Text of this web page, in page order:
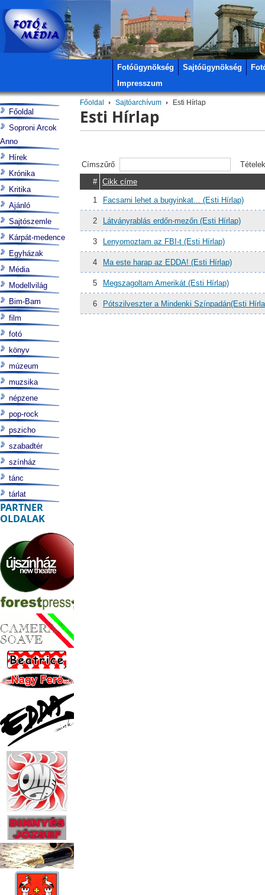
Fotóügynökség Sajtóügynökség
Impresszum
Főoldal Sajtóarchívum Esti Hírlap
Esti Hírlap
Címszűrő
#
Cikk címe
1 Facsarni lehet a bugyinkat... (Esti Hírlap)
2 Látványrablás erdőn-mezőn (Esti Hírlap)
3 Lenyomoztam az FBI-t (Esti Hírlap)
4 Ma este harap az EDDA! (Esti Hírlap)
5 Megszagoltam Amerikát (Esti Hírlap)
6 Pótszilveszter a Mindenki Színpadán(Esti
Főoldal
Soproni Arcok
Anno
Hírek
Krónika
Kritika
Ajánló
Sajtószemle
Kárpát-medence
Egyházak
Média
Modellvilág
Bim-Bam
film
fotó
könyv
múzeum
muzsika
népzene
pop-rock
pszicho
szabadtér
színház
tánc
tárlat
PARTNER
OLDALAK